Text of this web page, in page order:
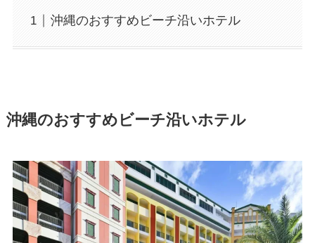
沖縄のおすすめビーチ沿いホテル
沖縄のおすすめビーチ沿いホテル